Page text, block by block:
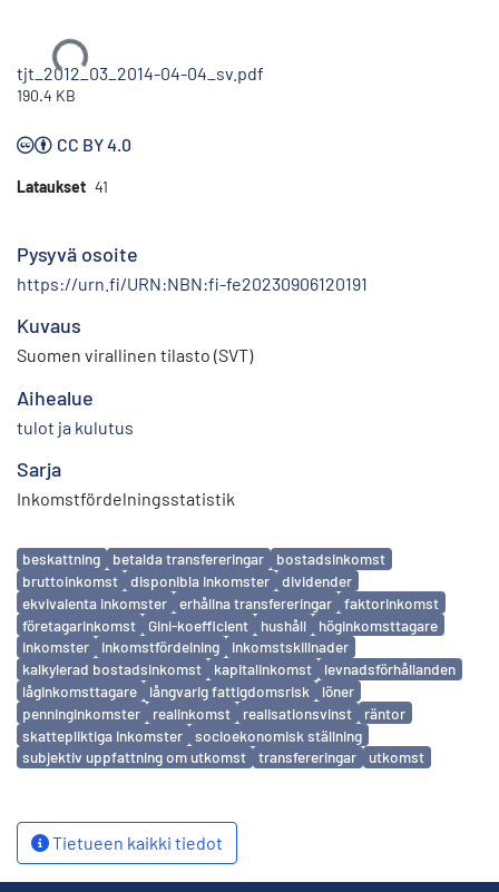
Ladataan...
tjt_2012_03_2014-04-04_sv.pdf
190.4 KB
CC BY 4.0
Lataukset 41
Pysyvä osoite
https://urn.fi/URN:NBN:fi-fe20230906120191
Kuvaus
Suomen virallinen tilasto (SVT)
Aihealue
tulot ja kulutus
Sarja
Inkomstfördelningsstatistik
Avainsanat
beskattning betalda transfereringar
bostadsinkomst
bruttoinkomst
disponibla inkomster
dividender
ekvivalenta inkomster
erhållna transfereringar
faktorinkomst
företagarinkomst
Gini-koefficient hushåll
höginkomsttagare
inkomster
inkomstfördelning
inkomstskillnader
kalkylerad bostadsinkomst
kapitalinkomst
levnadsförhållanden
låginkomsttagare
långvarig fattigdomsrisk
löner
penninginkomster
realinkomst realisationsvinst
räntor
skattepliktiga inkomster
socioekonomisk ställning
subjektiv uppfattning om utkomst
transfereringar utkomst
Tietueen kaikki tiedot